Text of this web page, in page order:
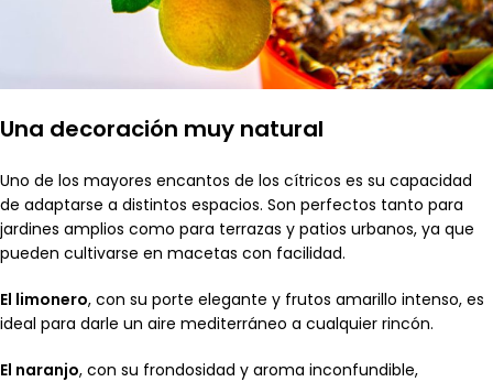
Una decoración muy natural
Uno de los mayores encantos de los cítricos es su capacidad
de adaptarse a distintos espacios. Son perfectos tanto para
jardines amplios como para terrazas y patios urbanos, ya que
pueden cultivarse en macetas con facilidad.
El limonero, con su porte elegante y frutos amarillo intenso, es
ideal para darle un aire mediterráneo a cualquier rincón.
El naranjo, con su frondosidad y aroma inconfundible,